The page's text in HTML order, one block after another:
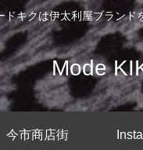
ドキクは伊太利屋ブランド
Mode
今市商店街